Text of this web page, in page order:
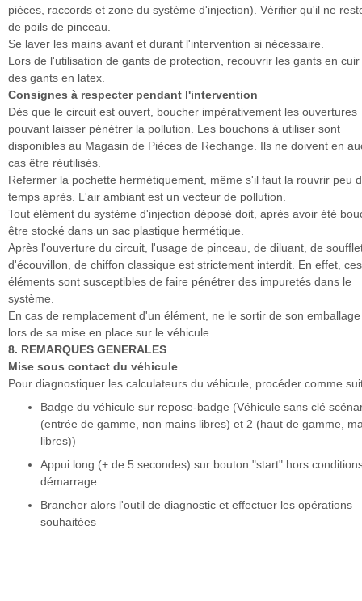
pièces, raccords et zone du système d'injection). Vérifier qu'il ne
de poils de pinceau.
Se laver les mains avant et durant l'intervention si nécessaire.
Lors de l'utilisation de gants de protection, recouvrir les gants en
des gants en latex.
Consignes à respecter pendant l'intervention
Dès que le circuit est ouvert, boucher impérativement les ouvertures
pouvant laisser pénétrer la pollution. Les bouchons à utiliser sont
disponibles au Magasin de Pièces de Rechange. Ils ne doivent en
cas être réutilisés.
Refermer la pochette hermétiquement, même s'il faut la rouvrir peu
temps après. L'air ambiant est un vecteur de pollution.
Tout élément du système d'injection déposé doit, après avoir été
être stocké dans un sac plastique hermétique.
Après l'ouverture du circuit, l'usage de pinceau, de diluant, de
d'écouvillon, de chiffon classique est strictement interdit. En effet, ces
éléments sont susceptibles de faire pénétrer des impuretés dans le
système.
En cas de remplacement d'un élément, ne le sortir de son
lors de sa mise en place sur le véhicule.
8. REMARQUES GENERALES
Mise sous contact du véhicule
Pour diagnostiquer les calculateurs du véhicule, procéder comme
Badge du véhicule sur repose-badge (Véhicule sans clé
(entrée de gamme, non mains libres) et 2 (haut de gamme,
libres))
Appui long (+ de 5 secondes) sur bouton "start" hors
démarrage
Brancher alors l'outil de diagnostic et effectuer les opérations
souhaitées